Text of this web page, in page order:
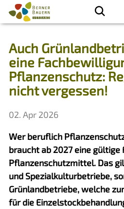
Auch
eine
Pflanzenschutz:
nicht vergessen!
02. Apr 2026
Wer beruflich
braucht ab 2027 eine gültige
Pflanzenschutzmittel. Das
und Spezialkulturbetriebe,
Grünlandbetriebe, welche
für die